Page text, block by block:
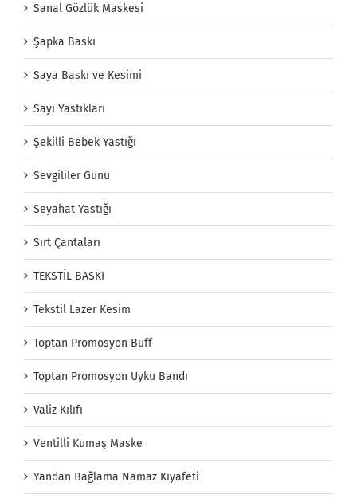
Sanal Gözlük Maskesi
Şapka Baskı
Saya Baskı ve Kesimi
Sayı Yastıkları
Şekilli Bebek Yastığı
Sevgililer Günü
Seyahat Yastığı
Sırt Çantaları
TEKSTİL BASKI
Tekstil Lazer Kesim
Toptan Promosyon Buff
Toptan Promosyon Uyku Bandı
Valiz Kılıfı
Ventilli Kumaş Maske
Yandan Bağlama Namaz Kıyafeti